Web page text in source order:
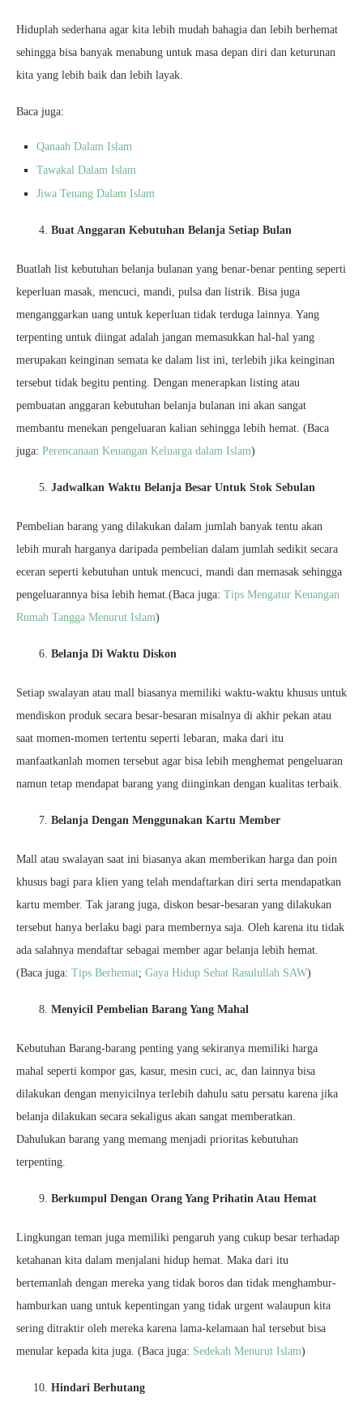
Hiduplah sederhana agar kita lebih mudah bahagia dan lebih berhemat
sehingga bisa banyak menabung untuk masa depan diri dan keturunan
kita yang lebih baik dan lebih layak.
Baca juga:
Qanaah Dalam Islam
Tawakal Dalam Islam
Jiwa Tenang Dalam Islam
Buat Anggaran Kebutuhan Belanja Setiap Bulan
Buatlah list kebutuhan belanja bulanan yang benar-benar penting seperti
keperluan masak, mencuci, mandi, pulsa dan listrik. Bisa juga
menganggarkan uang untuk keperluan tidak terduga lainnya. Yang
terpenting untuk diingat adalah jangan memasukkan hal-hal yang
merupakan keinginan semata ke dalam list ini, terlebih jika keinginan
tersebut tidak begitu penting. Dengan menerapkan listing atau
pembuatan anggaran kebutuhan belanja bulanan ini akan sangat
membantu menekan pengeluaran kalian sehingga lebih hemat. (Baca
juga: Perencanaan Keuangan Keluarga dalam Islam)
Jadwalkan Waktu Belanja Besar Untuk Stok Sebulan
Pembelian barang yang dilakukan dalam jumlah banyak tentu akan
lebih murah harganya daripada pembelian dalam jumlah sedikit secara
eceran seperti kebutuhan untuk mencuci, mandi dan memasak sehingga
pengeluarannya bisa lebih hemat.(Baca juga: Tips Mengatur Keuangan
Rumah Tangga Menurut Islam)
Belanja Di Waktu Diskon
Setiap swalayan atau mall biasanya memiliki waktu-waktu khusus untuk
mendiskon produk secara besar-besaran misalnya di akhir pekan atau
saat momen-momen tertentu seperti lebaran, maka dari itu
manfaatkanlah momen tersebut agar bisa lebih menghemat pengeluaran
namun tetap mendapat barang yang diinginkan dengan kualitas terbaik.
Belanja Dengan Menggunakan Kartu Member
Mall atau swalayan saat ini biasanya akan memberikan harga dan poin
khusus bagi para klien yang telah mendaftarkan diri serta mendapatkan
kartu member. Tak jarang juga, diskon besar-besaran yang dilakukan
tersebut hanya berlaku bagi para membernya saja. Oleh karena itu tidak
ada salahnya mendaftar sebagai member agar belanja lebih hemat.
(Baca juga: Tips Berhemat; Gaya Hidup Sehat Rasulullah SAW)
Menyicil Pembelian Barang Yang Mahal
Kebutuhan Barang-barang penting yang sekiranya memiliki harga
mahal seperti kompor gas, kasur, mesin cuci, ac, dan lainnya bisa
dilakukan dengan menyicilnya terlebih dahulu satu persatu karena jika
belanja dilakukan secara sekaligus akan sangat memberatkan.
Dahulukan barang yang memang menjadi prioritas kebutuhan
terpenting.
Berkumpul Dengan Orang Yang Prihatin Atau Hemat
Lingkungan teman juga memiliki pengaruh yang cukup besar terhadap
ketahanan kita dalam menjalani hidup hemat. Maka dari itu
bertemanlah dengan mereka yang tidak boros dan tidak menghambur-
hamburkan uang untuk kepentingan yang tidak urgent walaupun kita
sering ditraktir oleh mereka karena lama-kelamaan hal tersebut bisa
menular kepada kita juga. (Baca juga: Sedekah Menurut Islam)
Hindari Berhutang